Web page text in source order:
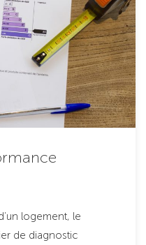
logement, le
de diagnostic